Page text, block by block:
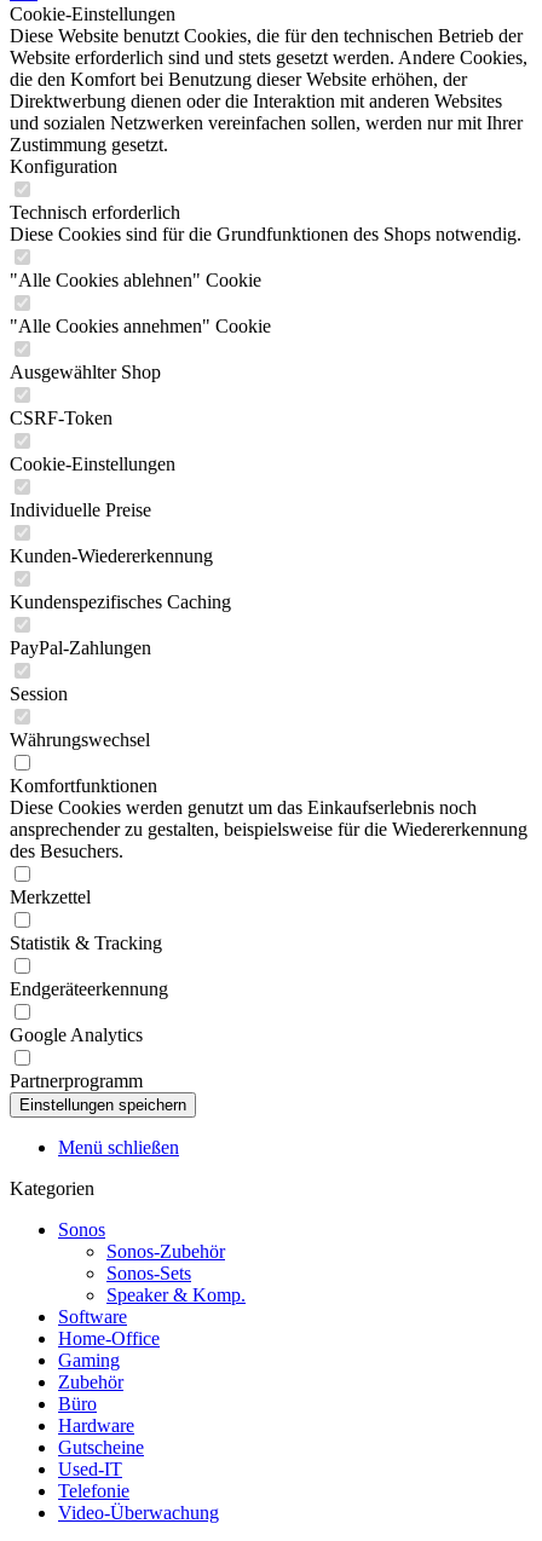
Cookie-Einstellungen
Diese Website benutzt Cookies, die für den technischen Betrieb der
Website erforderlich sind und stets gesetzt werden. Andere Cookies,
die den Komfort bei Benutzung dieser Website erhöhen, der
Direktwerbung dienen oder die Interaktion mit anderen Websites
und sozialen Netzwerken vereinfachen sollen, werden nur mit Ihrer
Zustimmung gesetzt.
Konfiguration
Technisch erforderlich
Diese Cookies sind für die Grundfunktionen des Shops notwendig.
"Alle Cookies ablehnen" Cookie
"Alle Cookies annehmen" Cookie
Ausgewählter Shop
CSRF-Token
Cookie-Einstellungen
Individuelle Preise
Kunden-Wiedererkennung
Kundenspezifisches Caching
PayPal-Zahlungen
Session
Währungswechsel
Komfortfunktionen
Diese Cookies werden genutzt um das Einkaufserlebnis noch
ansprechender zu gestalten, beispielsweise für die Wiedererkennung
des Besuchers.
Merkzettel
Statistik & Tracking
Endgeräteerkennung
Google Analytics
Partnerprogramm
Menü schließen
Kategorien
Sonos
Sonos-Zubehör
Sonos-Sets
Speaker & Komp.
Software
Home-Office
Gaming
Zubehör
Büro
Hardware
Gutscheine
Used-IT
Telefonie
Video-Überwachung